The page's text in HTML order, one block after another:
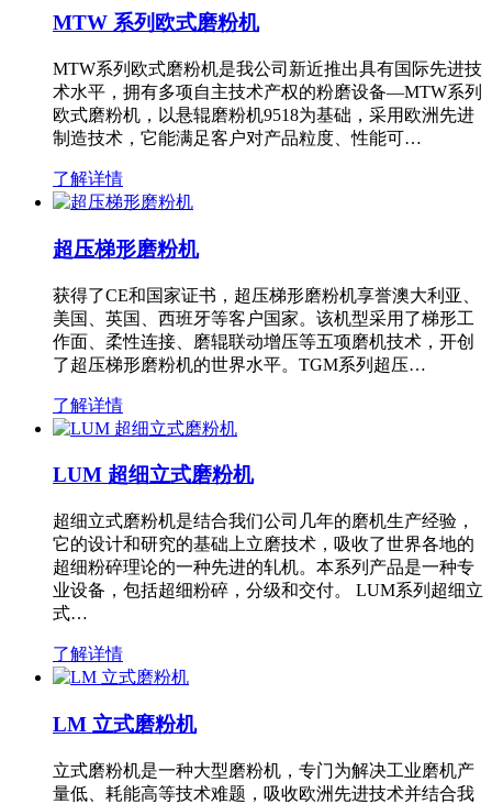
MTW 系列欧式磨粉机
MTW系列欧式磨粉机是我公司新近推出具有国际先进技
术水平，拥有多项自主技术产权的粉磨设备—MTW系列
欧式磨粉机，以悬辊磨粉机9518为基础，采用欧洲先进
制造技术，它能满足客户对产品粒度、性能可…
了解详情
超压梯形磨粉机
获得了CE和国家证书，超压梯形磨粉机享誉澳大利亚、
美国、英国、西班牙等客户国家。该机型采用了梯形工
作面、柔性连接、磨辊联动增压等五项磨机技术，开创
了超压梯形磨粉机的世界水平。TGM系列超压…
了解详情
LUM 超细立式磨粉机
超细立式磨粉机是结合我们公司几年的磨机生产经验，
它的设计和研究的基础上立磨技术，吸收了世界各地的
超细粉碎理论的一种先进的轧机。本系列产品是一种专
业设备，包括超细粉碎，分级和交付。 LUM系列超细立
式…
了解详情
LM 立式磨粉机
立式磨粉机是一种大型磨粉机，专门为解决工业磨机产
量低、耗能高等技术难题，吸收欧洲先进技术并结合我